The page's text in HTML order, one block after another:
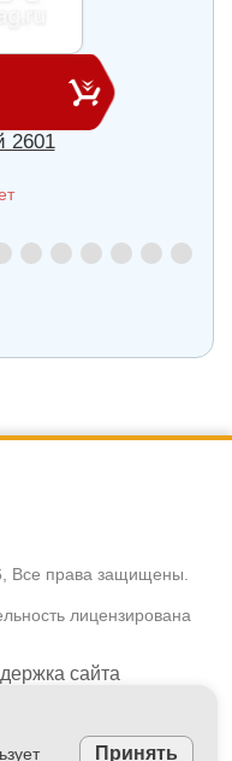
2601
Все права защищены.
лицензирована
сайта
персональных данных
Принять